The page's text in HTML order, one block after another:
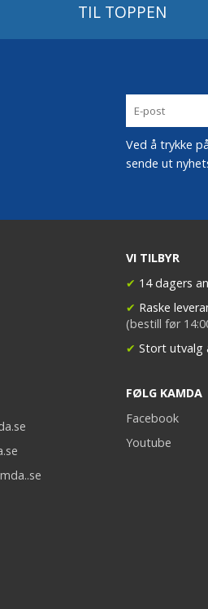
TIL TOPPEN
Ved å trykke
sende ut
VI TILBYR
✔ 14 dagers
✔ Raske
(bestill før
✔ Stort utvalg
FØLG KAMDA
Facebook
Youtube